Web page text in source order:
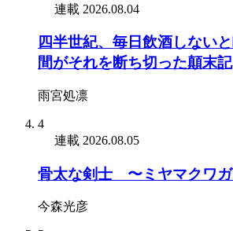
連載 2026.08.04
四半世紀、毎日飲酒しない
間がそれを断ち切った顛末記
雨宮処凛
4
連載 2026.08.05
骨太な剣士 〜ミヤマクワガ
今森光彦